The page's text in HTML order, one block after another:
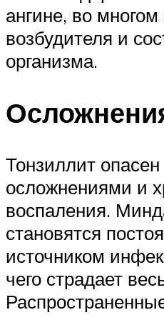
ангине, во
возбудителя и
организма.
Тонзиллит
осложнениями и
воспаления.
становятся
источником
чего страдает